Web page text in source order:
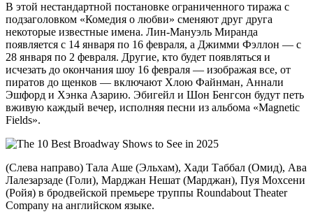
В этой нестандартной постановке ограниченного тиража с
подзаголовком «Комедия о любви» сменяют друг друга
некоторые известные имена. Лин-Мануэль Миранда
появляется с 14 января по 16 февраля, а Джимми Фэллон — с
28 января по 2 февраля. Другие, кто будет появляться и
исчезать до окончания шоу 16 февраля — изображая все, от
пиратов до щенков — включают Хлою Файнман, Аннали
Эшфорд и Хэнка Азарию. Эбигейл и Шон Бенгсон будут петь
вживую каждый вечер, исполняя песни из альбома «Magnetic
Fields».
(Слева направо) Тала Аше (Эльхам), Хади Таббал (Омид), Ава
Лалезарзаде (Голи), Марджан Нешат (Марджан), Пуя Мохсени
(Ройя) в бродвейской премьере труппы Roundabout Theater
Company на английском языке.